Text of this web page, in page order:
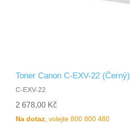
Toner Canon C-EXV-22 (Černý)
C-EXV-22
2 678,00 Kč
Na dotaz, volejte 800 800 480